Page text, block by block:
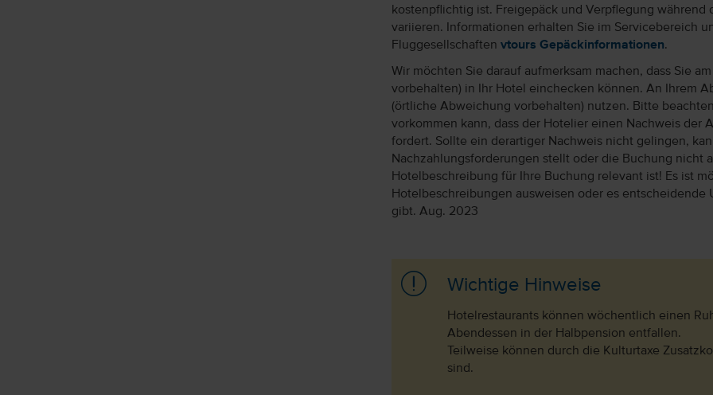
kostenpflichtig ist. Freigepäck und Verpflegung während
variieren. Informationen erhalten Sie im Servicebereich
Fluggesellschaften vtours Gepäckinformationen.
Wir möchten Sie darauf aufmerksam machen, dass Sie
vorbehalten) in Ihr Hotel einchecken können. An Ihrem
(örtliche Abweichung vorbehalten) nutzen. Bitte
vorkommen kann, dass der Hotelier einen Nachweis der
fordert. Sollte ein derartiger Nachweis nicht gelingen,
Nachzahlungsforderungen stellt oder die Buchung nicht
Hotelbeschreibung für Ihre Buchung relevant ist! Es ist
Hotelbeschreibungen ausweisen oder es
gibt. Aug. 2023
Wichtige Hinweise
Hotelrestaurants können wöchentlich einen
Abendessen in der Halbpension entfallen.
Teilweise können durch die Kulturtaxe
sind.